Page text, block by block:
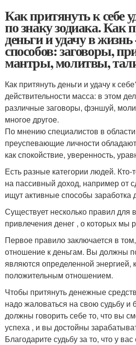
Как притянуть к себе
по знаку зодиака. Как
деньги и удачу в жизнь
способов: заговоры,
мантры, молитвы,
Как притянуть деньги и удачу к
действительности масса: в этом
различные заговоры, фэншуй,
многое другое.
По мнению специалистов в
преуспевающие личности
как спокойствие, уверенность,
Есть разные категории людей. Кто-
на пассивный доход, например от
ищут активные способы заработка
Существует несколько правил для
привлечения денег , о которых мы
Первое правило заключается в
отношение к деньгам. Вы должны
являются определенной энергией,
положительным отношением.
Чтобы притянуть денежные
надо жаловаться на свою судьбу и
должны говорить себе то, что вы
успеха , и вы достойны
Благодарите судьбу за то, что у вас